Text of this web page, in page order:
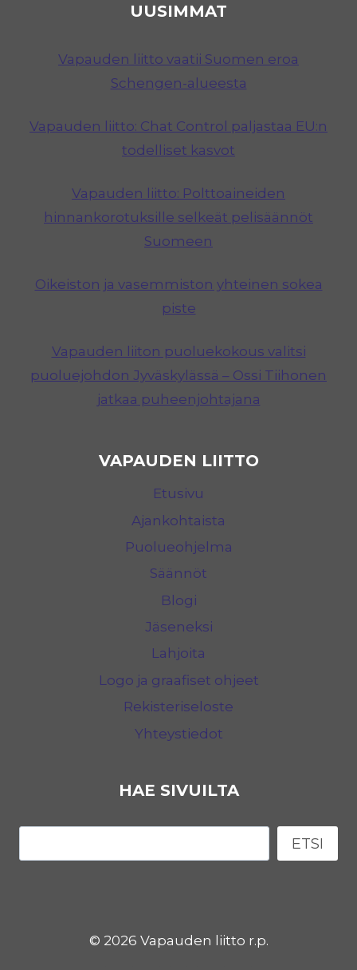
UUSIMMAT
Vapauden liitto vaatii Suomen eroa
Schengen-alueesta
Vapauden liitto: Chat Control paljastaa EU:n
todelliset kasvot
Vapauden liitto: Polttoaineiden
hinnankorotuksille selkeät pelisäännöt
Suomeen
Oikeiston ja vasemmiston yhteinen sokea
piste
Vapauden liiton puoluekokous valitsi
puoluejohdon Jyväskylässä – Ossi Tiihonen
jatkaa puheenjohtajana
VAPAUDEN LIITTO
Etusivu
Ajankohtaista
Puolueohjelma
Säännöt
Blogi
Jäseneksi
Lahjoita
Logo ja graafiset ohjeet
Rekisteriseloste
Yhteystiedot
HAE SIVUILTA
ETSI
© 2026 Vapauden liitto r.p.